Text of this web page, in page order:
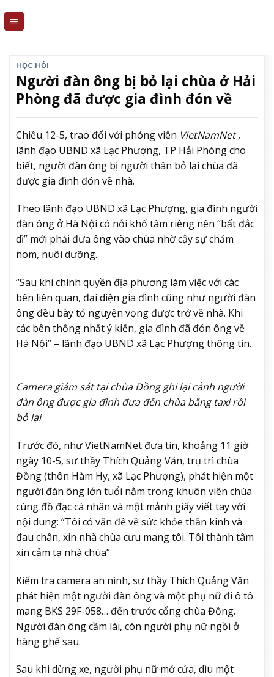
HỌC HỎI
Người đàn ông bị bỏ lại chùa ở Hải
Phòng đã được gia đình đón về
Chiều 12-5, trao đổi với phóng viên VietNamNet,
lãnh đạo UBND xã Lạc Phượng, TP Hải Phòng cho
biết, người đàn ông bị người thân bỏ lại chùa đã
được gia đình đón về nhà.
Theo lãnh đạo UBND xã Lạc Phượng, gia đình người
đàn ông ở Hà Nội có nỗi khổ tâm riêng nên “bất đắc
dĩ” mới phải đưa ông vào chùa nhờ cậy sự chăm
nom, nuôi dưỡng.
“Sau khi chính quyền địa phương làm việc với các
bên liên quan, đại diện gia đình cũng như người đàn
ông đều bày tỏ nguyện vọng được trở về nhà. Khi
các bên thống nhất ý kiến, gia đình đã đón ông về
Hà Nội” – lãnh đạo UBND xã Lạc Phượng thông tin.
Camera giám sát tại chùa Đồng ghi lại cảnh người
đàn ông được gia đình đưa đến chùa bằng taxi rồi
bỏ lại
Trước đó, như VietNamNet đưa tin, khoảng 11 giờ
ngày 10-5, sư thầy Thích Quảng Văn, trụ trì chùa
Đồng (thôn Hàm Hy, xã Lạc Phượng), phát hiện một
người đàn ông lớn tuổi nằm trong khuôn viên chùa
cùng đồ đạc cá nhân và một mảnh giấy viết tay với
nội dung: “Tôi có vấn đề về sức khỏe thần kinh và
đau chân, xin nhà chùa cưu mang tôi. Tôi thành tâm
xin cảm tạ nhà chùa”.
Kiểm tra camera an ninh, sư thầy Thích Quảng Văn
phát hiện một người đàn ông và một phụ nữ đi ô tô
mang BKS 29F-058… đến trước cổng chùa Đồng.
Người đàn ông cầm lái, còn người phụ nữ ngồi ở
hàng ghế sau.
Sau khi dừng xe, người phụ nữ mở cửa, dìu một